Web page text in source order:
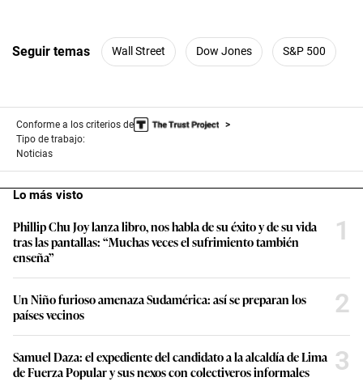
Seguir temas Wall Street Dow Jones S&P 500
Conforme a los criterios de
Tipo de trabajo:
Noticias
Lo más visto
Phillip Chu Joy lanza libro, nos habla de su éxito y de su vida
tras las pantallas: “Muchas veces el sufrimiento también
enseña”
1
Un Niño furioso amenaza Sudamérica: así se preparan los
países vecinos
2
Samuel Daza: el expediente del candidato a la alcaldía de Lima
de Fuerza Popular y sus nexos con colectiveros informales
3